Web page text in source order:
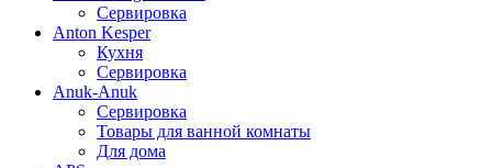
Сервировка
Anton Kesper
Кухня
Сервировка
Anuk-Anuk
Сервировка
Товары для ванной комнаты
Для дома